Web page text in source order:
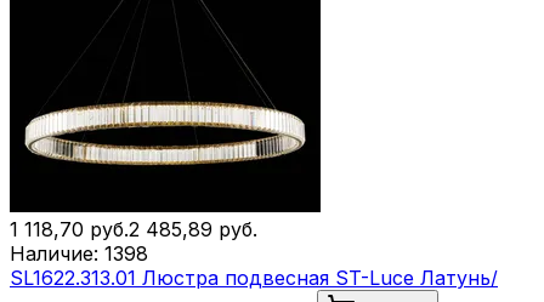
1 118,70 руб.2 485,89 руб.
Наличие: 1398
SL1622.313.01 Люстра подвесная ST-Luce Латунь/